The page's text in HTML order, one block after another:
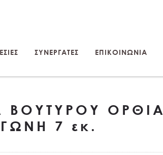
ΣΥΝΕΡΓΑΤΕΣ ΕΠΙΚΟΙΝΩΝΙΑ
ΒΟΥΤΥΡΟΥ ΟΡΘΙΑ
7 εκ.